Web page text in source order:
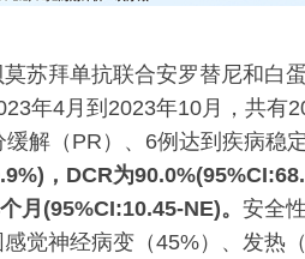
莫苏拜单抗联合安罗替尼和
年4月到2023年10月，共有
解（PR）、6例达到疾病稳
，DCR为
月(95%CI:10.45-NE)。 安全
觉神经病变（45%）、发热